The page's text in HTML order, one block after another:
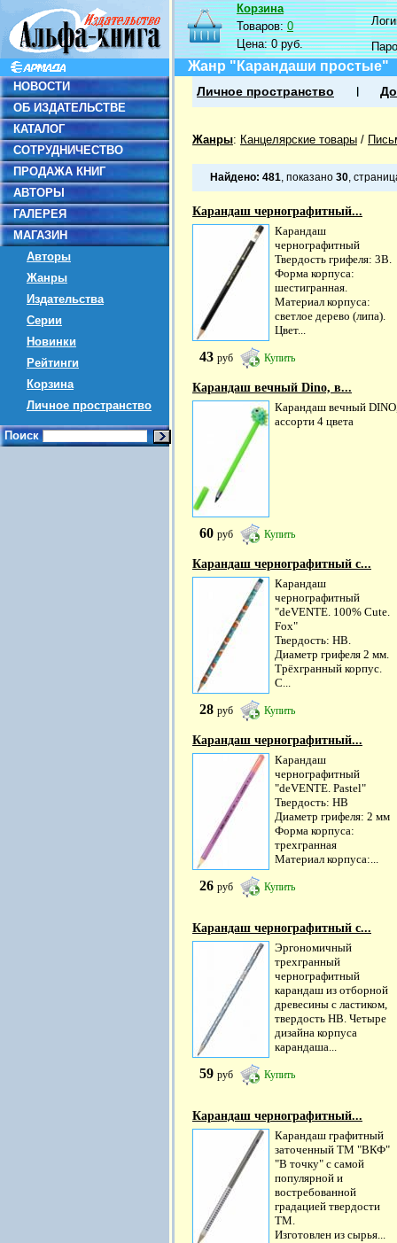
НОВОСТИ
ОБ ИЗДАТЕЛЬСТВЕ
КАТАЛОГ
СОТРУДНИЧЕСТВО
ПРОДАЖА КНИГ
АВТОРЫ
ГАЛЕРЕЯ
МАГАЗИН
Авторы
Жанры
Издательства
Серии
Новинки
Рейтинги
Корзина
Личное пространство
Поиск
Корзина
Товаров:0
Цена:0 руб.
Жанр "Карандаши простые"
Личное пространство
Жанры: Канцелярские товары /
Найдено: 481, показано 30,
Карандаш чернографитный...
Карандаш
чернографитный
Твердость грифеля: 3B.
Форма корпуса:
шестигранная.
Материал корпуса:
светлое дерево (липа).
Цвет...
43 руб Купить
Карандаш вечный Dino, в...
Карандаш вечный
ассорти 4 цвета
60 руб Купить
Карандаш чернографитный с...
Карандаш
чернографитный
"deVENTE. 100% Cute.
Fox"
Твердость: HB.
Диаметр грифеля 2 мм.
Трёхгранный корпус.
С...
28 руб Купить
Карандаш чернографитный...
Карандаш
чернографитный
"deVENTE. Pastel"
Твердость: НВ
Диаметр грифеля: 2 мм
Форма корпуса:
трехгранная
Материал корпуса:...
26 руб Купить
Карандаш чернографитный с...
Эргономичный
трехгранный
чернографитный
карандаш из отборной
древесины с ластиком,
твердость НВ. Четыре
дизайна корпуса
карандаша...
59 руб Купить
Карандаш чернографитный...
Карандаш графитный
заточенный ТМ "ВКФ"
"В точку" с самой
популярной и
востребованной
градацией твердости
ТМ.
Изготовлен из сырья...